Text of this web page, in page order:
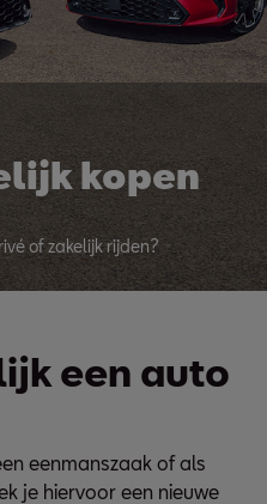
kopen
of zakelijk rijden?
een auto
eenmanszaak of als
je hiervoor een nieuwe